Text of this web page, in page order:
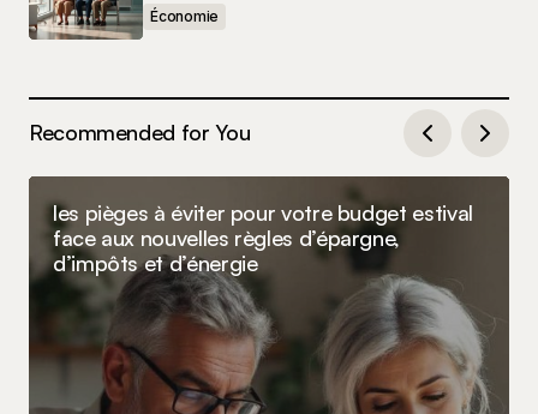
Économie
Recommended for You
les pièges à éviter pour votre budget estival
face aux nouvelles règles d’épargne,
d’impôts et d’énergie